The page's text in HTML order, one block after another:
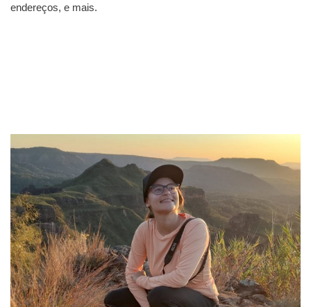
endereços, e mais.